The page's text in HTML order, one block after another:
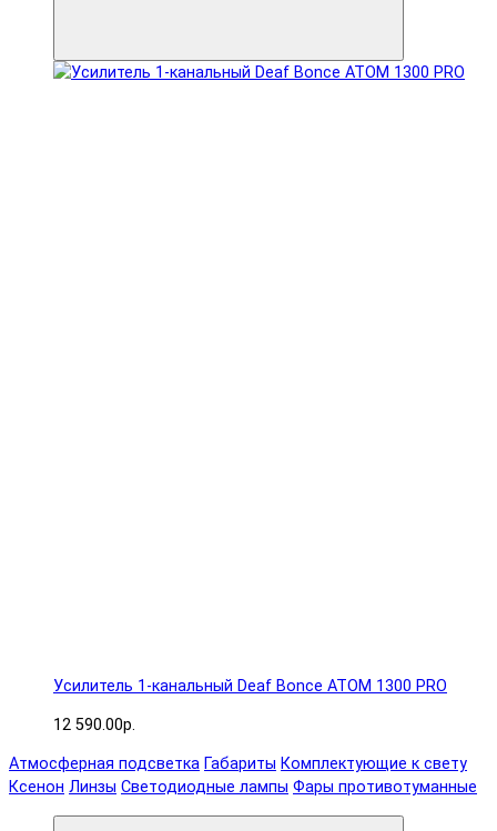
Усилитель 1-канальный Deaf Bonce ATOM 1300 PRO
12 590.00р.
Атмосферная подсветка Габариты Комплектующие к свету
Ксенон Линзы Светодиодные лампы Фары противотуманные